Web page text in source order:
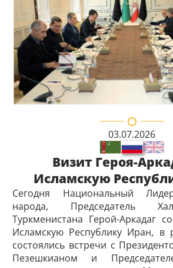
03.07.2026
Визит Героя-
Исламскую
Сегодня Национальный
народа, Председатель
Туркменистана Герой-Аркадаг
Исламскую Республику Иран, в
состоялись встречи с
Пезешкианом и